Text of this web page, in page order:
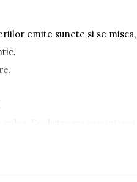
emite sunete si se